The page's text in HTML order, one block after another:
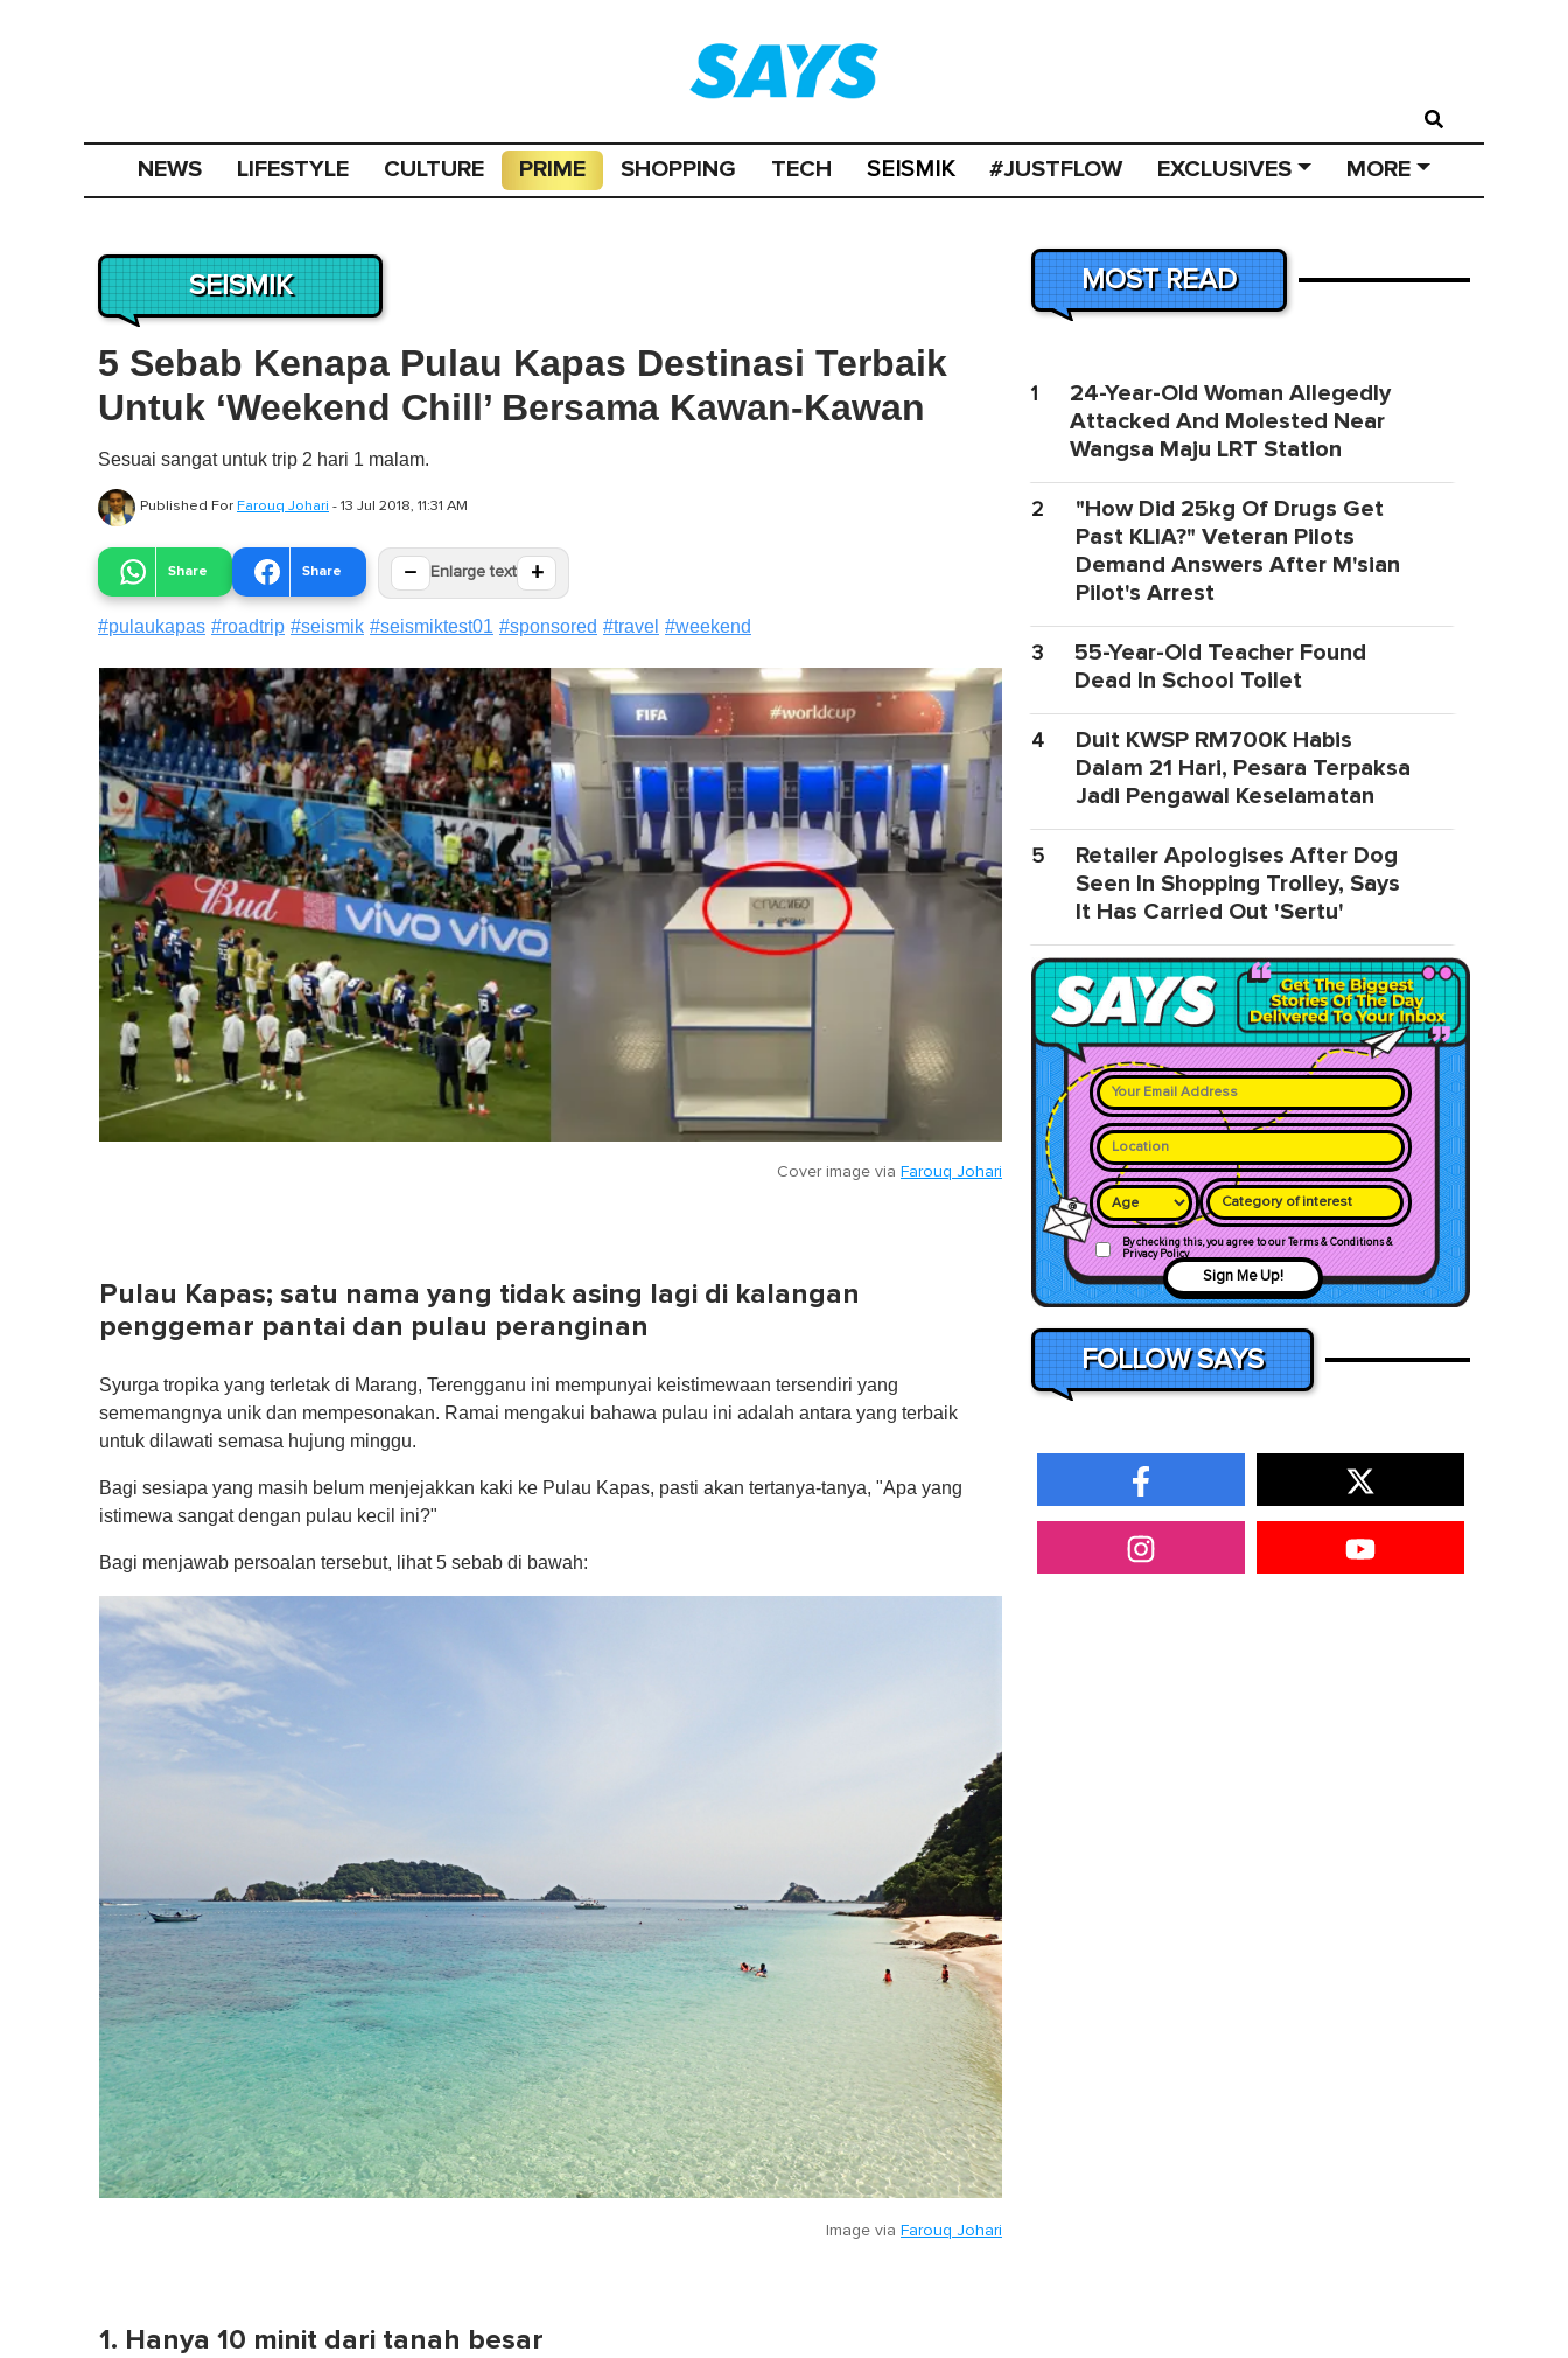
NEWS LIFESTYLE CULTURE PRIME SHOPPING TECH SEISMIK #JUSTFLOW EXCLUSIVES MORE
SEISMIK
5 Sebab Kenapa Pulau Kapas Destinasi Terbaik
Untuk ‘Weekend Chill’ Bersama Kawan-Kawan
Sesuai sangat untuk trip 2 hari 1 malam.
Published For Farouq Johari - 13 Jul 2018, 11:31 AM
Share Share − Enlarge text +
#pulaukapas #roadtrip #seismik #seismiktest01 #sponsored #travel #weekend
Cover image via Farouq Johari
Pulau Kapas; satu nama yang tidak asing lagi di kalangan
penggemar pantai dan pulau peranginan
Syurga tropika yang terletak di Marang, Terengganu ini mempunyai keistimewaan tersendiri yang
sememangnya unik dan mempesonakan. Ramai mengakui bahawa pulau ini adalah antara yang terbaik
untuk dilawati semasa hujung minggu.
Bagi sesiapa yang masih belum menjejakkan kaki ke Pulau Kapas, pasti akan tertanya-tanya, "Apa yang
istimewa sangat dengan pulau kecil ini?"
Bagi menjawab persoalan tersebut, lihat 5 sebab di bawah:
Image via Farouq Johari
1. Hanya 10 minit dari tanah besar
MOST READ
1
24-Year-Old Woman Allegedly
Attacked And Molested Near
Wangsa Maju LRT Station
2
"How Did 25kg Of Drugs Get
Past KLIA?" Veteran Pilots
Demand Answers After M'sian
Pilot's Arrest
3
55-Year-Old Teacher Found
Dead In School Toilet
4
Duit KWSP RM700K Habis
Dalam 21 Hari, Pesara Terpaksa
Jadi Pengawal Keselamatan
5
Retailer Apologises After Dog
Seen In Shopping Trolley, Says
It Has Carried Out 'Sertu'
Category of interest
By checking this, you agree to our Terms & Conditions &
Privacy Policy
Sign Me Up!
FOLLOW SAYS